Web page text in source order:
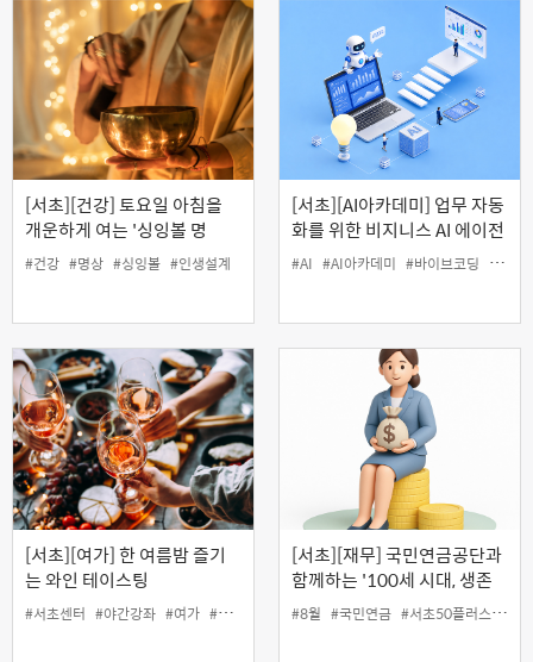
[서초][건강] 토요일 아침을
개운하게 여는 '싱잉볼 명
상 클래스' (원데이)
#건강 #명상 #싱잉볼 #인생설계
[서초][AI아카데미] 업무 자동
화를 위한 비지니스 AI 에이전
트 만들기
#AI #AI아카데미 #바이브코딩 #서초
[서초][여가] 한 여름밤 즐기
는 와인 테이스팅
#서초센터 #야간강좌 #여가 #와인 #인생설계
[서초][재무] 국민연금공단과
함께하는 '100세 시대, 생존
전략 : 연금편'
#8월 #국민연금 #서초50플러스센터